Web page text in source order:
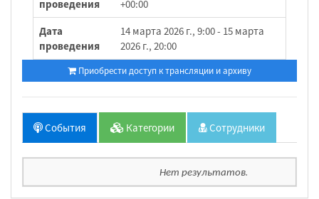
проведения
+00:00
Дата
проведения
14 марта 2026 г., 9:00 - 15 марта
2026 г., 20:00
Приобрести доступ к трансляции и архиву
События Категории Сотрудники
Нет результатов.